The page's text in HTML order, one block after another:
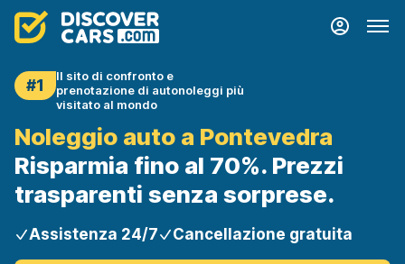
#1
Il sito di confronto e
prenotazione di autonoleggi più
visitato al mondo
Noleggio auto a Pontevedra
Risparmia fino al 70%. Prezzi
trasparenti senza sorprese.
Assistenza 24/7 Cancellazione gratuita